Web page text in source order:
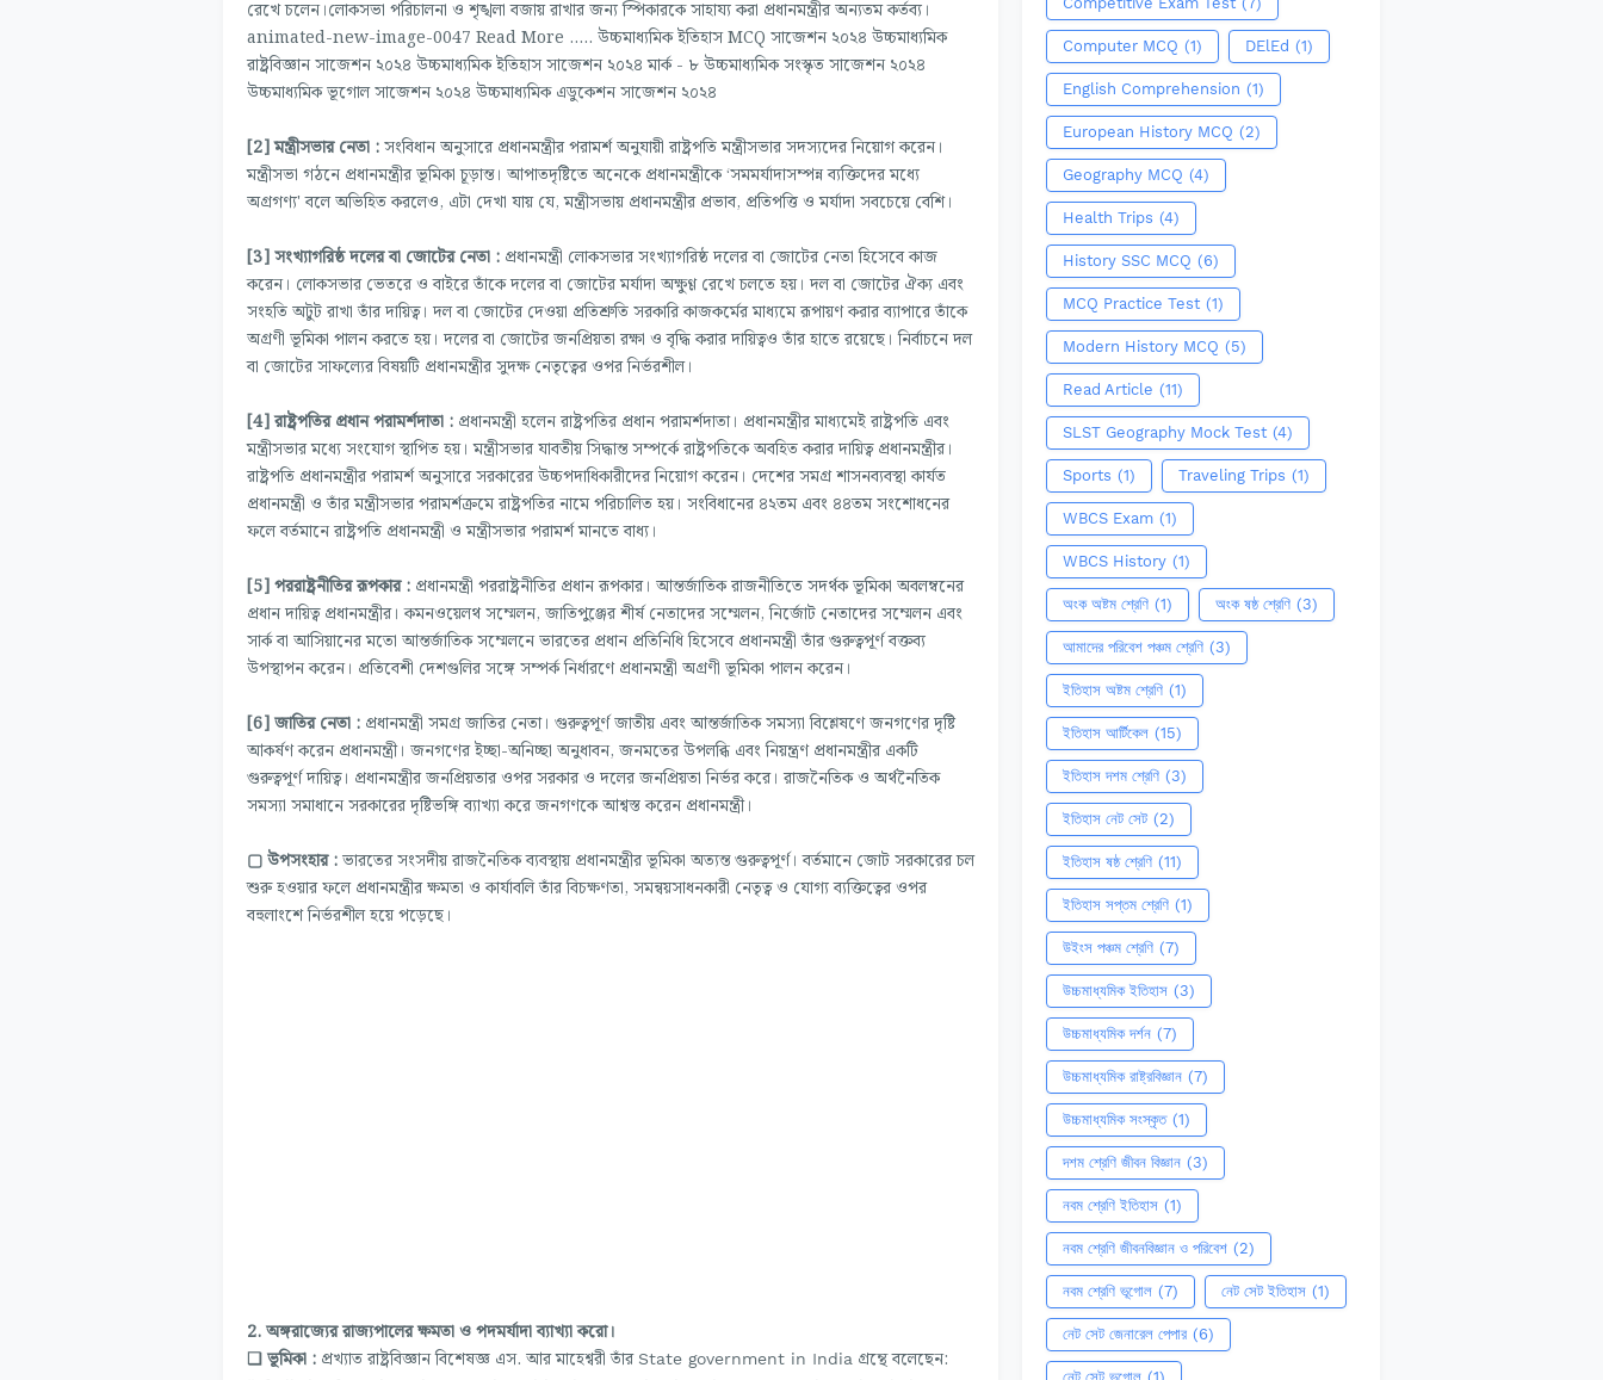
রেখে চলেন।লোকসভা পরিচালনা ও শৃঙ্খলা বজায় রাখার জন্য স্পিকারকে সাহায্য করা প্রধানমন্ত্রীর অন্যতম কর্তব্য।
animated-new-image-0047 Read More ..... উচ্চমাধ্যমিক ইতিহাস MCQ সাজেশন ২০২৪ উচ্চমাধ্যমিক
রাষ্ট্রবিজ্ঞান সাজেশন ২০২৪ উচ্চমাধ্যমিক ইতিহাস সাজেশন ২০২৪ মার্ক - ৮ উচ্চমাধ্যমিক সংস্কৃত সাজেশন ২০২৪
উচ্চমাধ্যমিক ভূগোল সাজেশন ২০২৪ উচ্চমাধ্যমিক এডুকেশন সাজেশন ২০২৪
[2] মন্ত্রীসভার নেতা :সংবিধান অনুসারে প্রধানমন্ত্রীর পরামর্শ অনুযায়ী রাষ্ট্রপতি মন্ত্রীসভার সদস্যদের নিয়োগ করেন।
মন্ত্রীসভা গঠনে প্রধানমন্ত্রীর ভূমিকা চূড়ান্ত। আপাতদৃষ্টিতে অনেকে প্রধানমন্ত্রীকে ‘সমমর্যাদাসম্পন্ন ব্যক্তিদের মধ্যে
অগ্রগণ্য' বলে অভিহিত করলেও, এটা দেখা যায় যে, মন্ত্রীসভায় প্রধানমন্ত্রীর প্রভাব, প্রতিপত্তি ও মর্যাদা সবচেয়ে বেশি।
[3] সংখ্যাগরিষ্ঠ দলের বা জোটের নেতা : প্রধানমন্ত্রী লোকসভার সংখ্যাগরিষ্ঠ দলের বা জোটের নেতা হিসেবে কাজ
করেন। লোকসভার ভেতরে ও বাইরে তাঁকে দলের বা জোটের মর্যাদা অক্ষুণ্ণ রেখে চলতে হয়। দল বা জোটের ঐক্য এবং
সংহতি অটুট রাখা তাঁর দায়িত্ব। দল বা জোটের দেওয়া প্রতিশ্রুতি সরকারি কাজকর্মের মাধ্যমে রূপায়ণ করার ব্যাপারে তাঁকে
অগ্রণী ভূমিকা পালন করতে হয়। দলের বা জোটের জনপ্রিয়তা রক্ষা ও বৃদ্ধি করার দায়িত্বও তাঁর হাতে রয়েছে। নির্বাচনে দল
বা জোটের সাফল্যের বিষয়টি প্রধানমন্ত্রীর সুদক্ষ নেতৃত্বের ওপর নির্ভরশীল।
[4] রাষ্ট্রপতির প্রধান পরামর্শদাতা : প্রধানমন্ত্রী হলেন রাষ্ট্রপতির প্রধান পরামর্শদাতা। প্রধানমন্ত্রীর মাধ্যমেই রাষ্ট্রপতি এবং
মন্ত্রীসভার মধ্যে সংযোগ স্থাপিত হয়। মন্ত্রীসভার যাবতীয় সিদ্ধান্ত সম্পর্কে রাষ্ট্রপতিকে অবহিত করার দায়িত্ব প্রধানমন্ত্রীর।
রাষ্ট্রপতি প্রধানমন্ত্রীর পরামর্শ অনুসারে সরকারের উচ্চপদাধিকারীদের নিয়োগ করেন। দেশের সমগ্র শাসনব্যবস্থা কার্যত
প্রধানমন্ত্রী ও তাঁর মন্ত্রীসভার পরামর্শক্রমে রাষ্ট্রপতির নামে পরিচালিত হয়। সংবিধানের ৪২তম এবং ৪৪তম সংশোধনের
ফলে বর্তমানে রাষ্ট্রপতি প্রধানমন্ত্রী ও মন্ত্রীসভার পরামর্শ মানতে বাধ্য।
[5] পররাষ্ট্রনীতির রূপকার : প্রধানমন্ত্রী পররাষ্ট্রনীতির প্রধান রূপকার। আন্তর্জাতিক রাজনীতিতে সদর্থক ভূমিকা অবলম্বনের
প্রধান দায়িত্ব প্রধানমন্ত্রীর। কমনওয়েলথ সম্মেলন, জাতিপুঞ্জের শীর্ষ নেতাদের সম্মেলন, নির্জোট নেতাদের সম্মেলন এবং
সার্ক বা আসিয়ানের মতো আন্তর্জাতিক সম্মেলনে ভারতের প্রধান প্রতিনিধি হিসেবে প্রধানমন্ত্রী তাঁর গুরুত্বপূর্ণ বক্তব্য
উপস্থাপন করেন। প্রতিবেশী দেশগুলির সঙ্গে সম্পর্ক নির্ধারণে প্রধানমন্ত্রী অগ্রণী ভূমিকা পালন করেন।
[6] জাতির নেতা : প্রধানমন্ত্রী সমগ্র জাতির নেতা। গুরুত্বপূর্ণ জাতীয় এবং আন্তর্জাতিক সমস্যা বিশ্লেষণে জনগণের দৃষ্টি
আকর্ষণ করেন প্রধানমন্ত্রী। জনগণের ইচ্ছা-অনিচ্ছা অনুধাবন, জনমতের উপলব্ধি এবং নিয়ন্ত্রণ প্রধানমন্ত্রীর একটি
গুরুত্বপূর্ণ দায়িত্ব। প্রধানমন্ত্রীর জনপ্রিয়তার ওপর সরকার ও দলের জনপ্রিয়তা নির্ভর করে। রাজনৈতিক ও অর্থনৈতিক
সমস্যা সমাধানে সরকারের দৃষ্টিভঙ্গি ব্যাখ্যা করে জনগণকে আশ্বস্ত করেন প্রধানমন্ত্রী।
▢ উপসংহার :ভারতের সংসদীয় রাজনৈতিক ব্যবস্থায় প্রধানমন্ত্রীর ভূমিকা অত্যন্ত গুরুত্বপূর্ণ। বর্তমানে জোট সরকারের চল
শুরু হওয়ার ফলে প্রধানমন্ত্রীর ক্ষমতা ও কার্যাবলি তাঁর বিচক্ষণতা, সমন্বয়সাধনকারী নেতৃত্ব ও যোগ্য ব্যক্তিত্বের ওপর
বহুলাংশে নির্ভরশীল হয়ে পড়েছে।
2. অঙ্গরাজ্যের রাজ্যপালের ক্ষমতা ও পদমর্যাদা ব্যাখ্যা করো।
❏ ভূমিকা : প্রখ্যাত রাষ্ট্রবিজ্ঞান বিশেষজ্ঞ এস. আর মাহেশ্বরী তাঁর State government in India গ্রন্থে বলেছেন:
Computer MCQ (1) DElEd (1)
English Comprehension (1)
European History MCQ (2)
Geography MCQ (4)
Health Trips (4)
History SSC MCQ (6)
MCQ Practice Test (1)
Modern History MCQ (5)
Read Article (11)
SLST Geography Mock Test (4)
Sports (1) Traveling Trips (1)
WBCS Exam (1)
WBCS History (1)
অংক অষ্টম শ্রেণি (1) অংক ষষ্ঠ শ্রেণি (3)
আমাদের পরিবেশ পঞ্চম শ্রেণি (3)
ইতিহাস অষ্টম শ্রেণি (1)
ইতিহাস আর্টিকেল (15)
ইতিহাস দশম শ্রেণি (3)
ইতিহাস নেট সেট (2)
ইতিহাস ষষ্ঠ শ্রেণি (11)
ইতিহাস সপ্তম শ্রেণি (1)
উইংস পঞ্চম শ্রেণি (7)
উচ্চমাধ্যমিক ইতিহাস (3)
উচ্চমাধ্যমিক দর্শন (7)
উচ্চমাধ্যমিক রাষ্ট্রবিজ্ঞান (7)
উচ্চমাধ্যমিক সংস্কৃত (1)
দশম শ্রেণি জীবন বিজ্ঞান (3)
নবম শ্রেণি ইতিহাস (1)
নবম শ্রেণি জীবনবিজ্ঞান ও পরিবেশ (2)
নবম শ্রেণি ভূগোল (7) নেট সেট ইতিহাস (1)
নেট সেট জেনারেল পেপার (6)